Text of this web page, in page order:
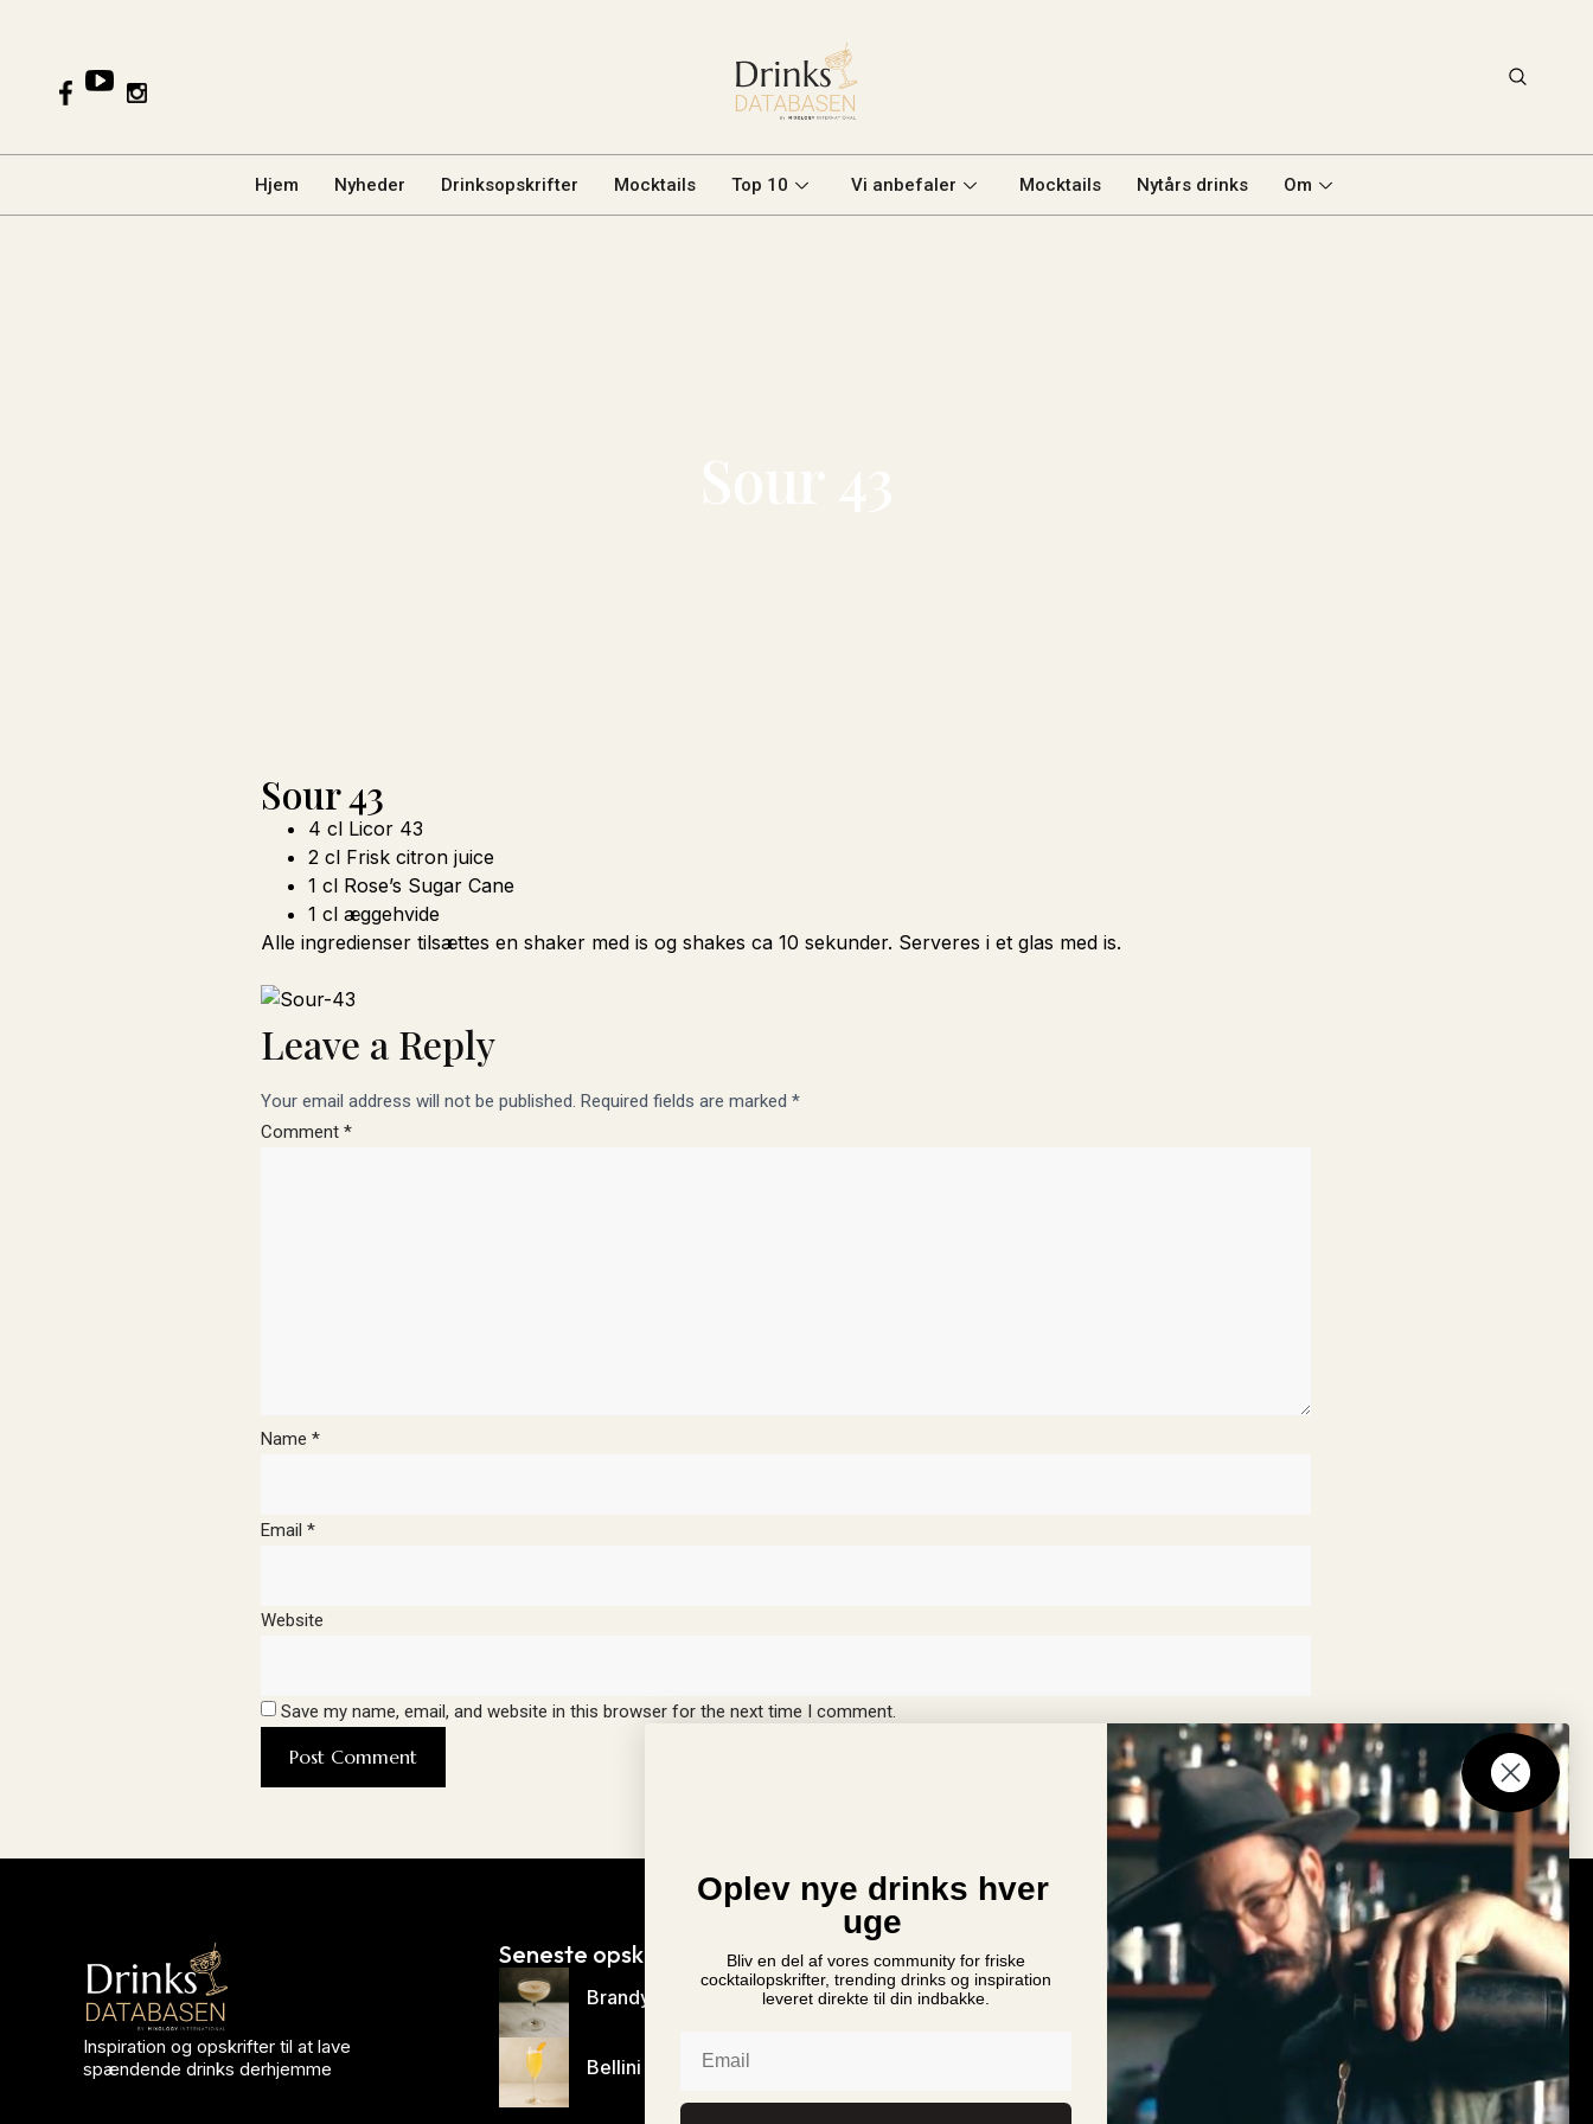
Hjem Nyheder Drinksopskrifter Mocktails Top 10 Vi anbefaler Mocktails Nytårs drinks Om
Sour 43
4 cl Licor 43
2 cl Frisk citron juice
1 cl Rose’s Sugar Cane
1 cl æggehvide
Alle ingredienser tilsættes en shaker med is og shakes ca 10 sekunder. Serveres i et glas med is.
Leave a Reply
Your email address will not be published. Required fields are marked*
Comment*
Name*
Email*
Website
Save my name, email, and website in this browser for the next time I comment.
Inspiration og opskrifter til at lave
spændende drinks derhjemme
Seneste opskrifter
Brandy Alexander
Bellini
Nyheder
Ny Monin Rabarber Sirup lanceres
i Danmark
Monin Cup 2024 Danmark
Nyhedsbrev
Tilmeld dig vores nyhedsbrev
Oplev nye drinks hver
uge
Bliv en del af vores community for friske
cocktailopskrifter, trending drinks og inspiration
leveret direkte til din indbakke.